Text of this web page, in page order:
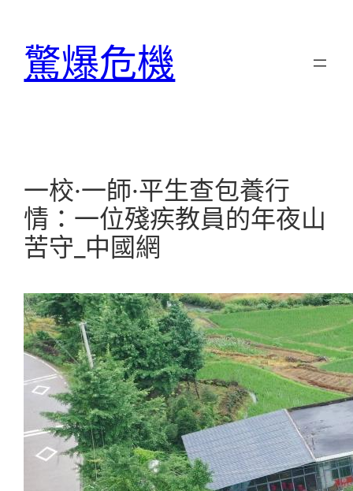
驚爆危機
一校·一師·平生查包養行
情：一位殘疾教員的年夜山
苦守_中國網